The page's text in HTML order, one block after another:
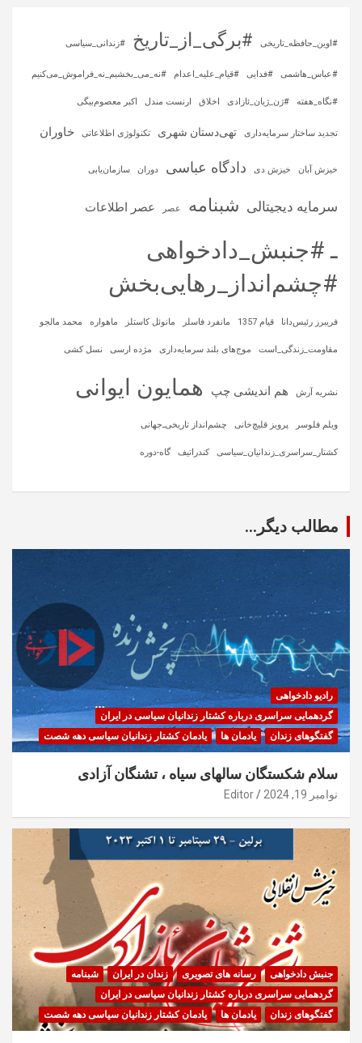
#اوین_حافظه_تاریخی #برگی_از_تاریخ #زندانی_سیاسی
#عباس_هاشمی #فدایی #قیام_علیه_اعدام #نه_می_بخشیم_نه_فراموش_می‌کنیم
#نگاه_هفته #ژن_ژیان_ئازادی اخلاق ارنست مندل اکبر معصوم‌بیگی
تجدید ساختار سرمایه‌داری تهی‌دستان شهری تکنولوژی اطلاعاتی خاوران
خیزش آبان خیزش دی دادگاه عباسی دوران سازمان‌یابی
سرمایه‌ دیجیتالی شبنامه عصر عصر اطلاعات
ـ #جنبش_دادخواهی
#چشم‌انداز_رهایی‌بخش
فریبرز رئیس‌دانا قیام 1357 مانفرد فاسلر مانوئل کاستلز ماهواره‌ محمد مالجو
مقاومت_زندگی_است موج‌های بلند سرمایه‌داری مژده ارسی نسل کشی
نشریه آرش هم اندیشی چپ همایون ایوانی
ویلم فلوسر پرویز قلیچ‌خانی چشم‌انداز تاریخی‌ـ‌جهانی
کشتار_سراسری_زندانیان_سیاسی کندراتیف گاه-دوره
مطالب دیگر...
رادیو دادخواهی
گردهمایی سراسری درباره کشتار زندانیان سیاسی در ایران
گفتگوهای زندان
یادمان ها یادمان کشتار زندانیان سیاسی دهه شصت
سلام شکستگان سالهای سیاه ، تشنگان آزادی
نوامبر 19, 2024 Editor
جنبش دادخواهی رسانه های تصویری زندان در ایران
شبنامه
گردهمایی سراسری درباره کشتار زندانیان سیاسی در ایران
گفتگوهای زندان
یادمان ها یادمان کشتار زندانیان سیاسی دهه شصت